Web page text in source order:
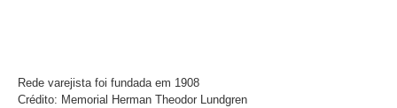
Rede varejista foi fundada em 1908
Crédito: Memorial Herman Theodor Lundgren